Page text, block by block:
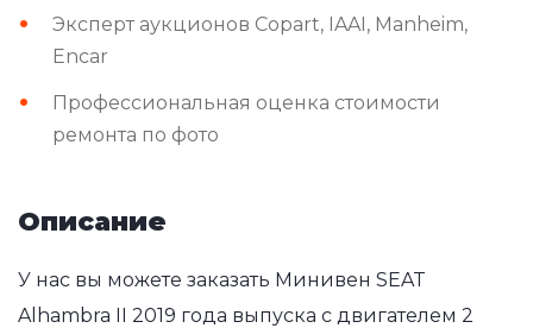
Эксперт аукционов Copart, IAAI, Manheim,
Encar
Профессиональная оценка стоимости
ремонта по фото
Описание
У нас вы можете заказать Минивен SEAT
Alhambra II 2019 года выпуска с двигателем 2